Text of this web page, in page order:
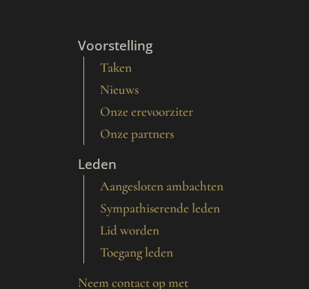
Voorstelling
Taken
Nieuws
Onze erevoorziter
Onze partners
Leden
Aangesloten ambachten
Sympathiserende leden
Lid worden
Toegang leden
Neem contact op met